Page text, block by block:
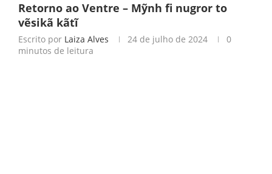
Retorno ao Ventre – Mỹnh fi nugror to
vẽsikã kãtĩ
Escrito por Laiza Alves 24 de julho de 2024
0
minutos de leitura